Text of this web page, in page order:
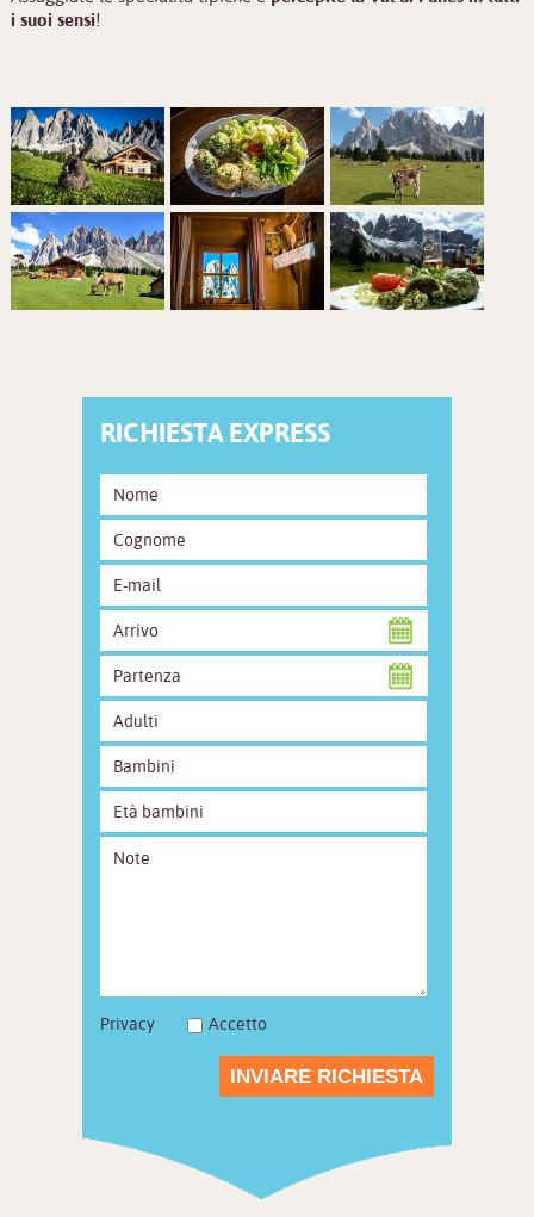
i suoi sensi!
RICHIESTA EXPRESS
Privacy Accetto
INVIARE RICHIESTA